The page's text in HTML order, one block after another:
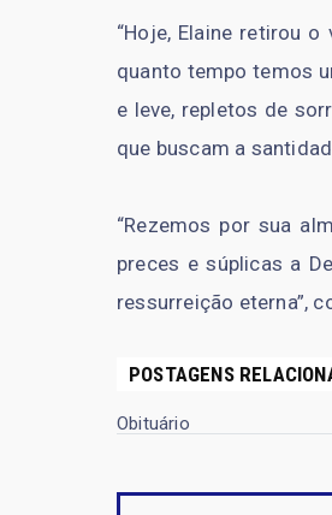
“Hoje, Elaine retirou
quanto tempo temos
e leve, repletos de
que buscam a
“Rezemos por sua
preces e súplicas a
ressurreição eterna”,
POSTAGENS
Obituário